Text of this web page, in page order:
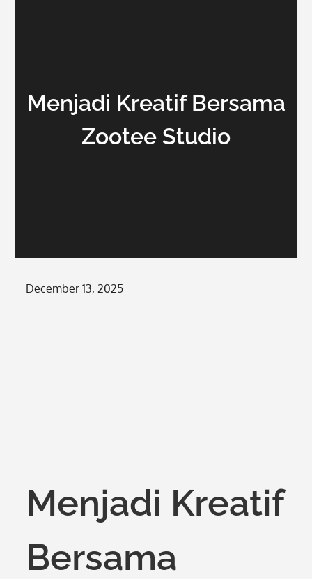
Menjadi Kreatif Bersama
Zootee Studio
Posted
December 13, 2025
Menjadi Kreatif
Bersama